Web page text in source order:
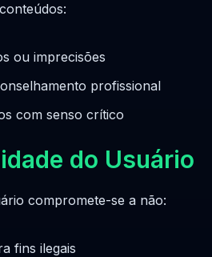
ou imprecisões
profissional
com senso crítico
do Usuário
compromete-se a não:
fins ilegais